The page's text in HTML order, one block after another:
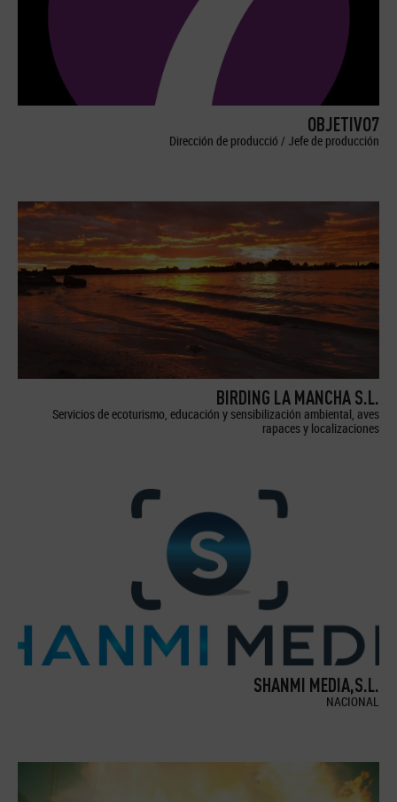
OBJETIVO7
Dirección de producció / Jefe de producción
BIRDING LA MANCHA S.L.
Servicios de ecoturismo, educación y sensibilización ambiental, aves
rapaces y localizaciones
SHANMI MEDIA,S.L.
NACIONAL